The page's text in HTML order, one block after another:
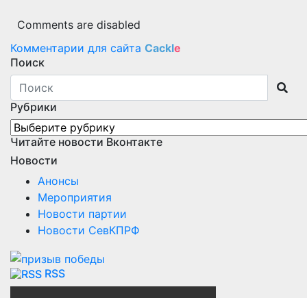
Comments are disabled
Комментарии для сайта Cackle
Поиск
Рубрики
Рубрики
Читайте новости Вконтакте
Новости
Анонсы
Мероприятия
Новости партии
Новости СевКПРФ
RSS